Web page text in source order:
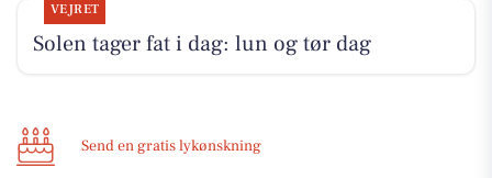
VEJRET
Solen tager fat i dag: lun og tør dag
Send en gratis lykønskning